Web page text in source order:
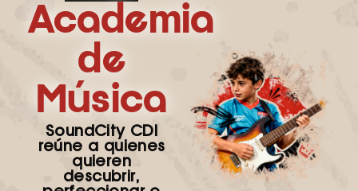
Academia
de
Música
SoundCity CDI
reúne a quienes
quieren
descubrir,